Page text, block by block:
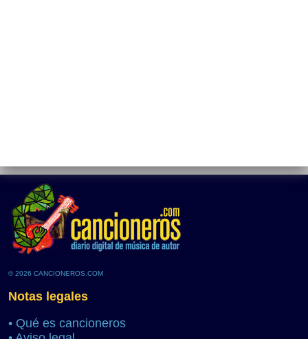
© 2026 CANCIONEROS.COM
Notas legales
• Qué es cancioneros